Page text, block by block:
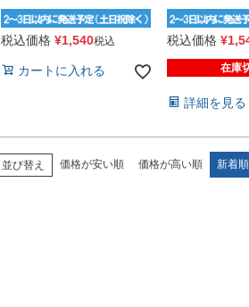
税込価格 ¥1,540税込
カートに入れる
税込価格 ¥
在庫
詳細を見る
並び替え 価格が安い順 価格が高い順 新着順